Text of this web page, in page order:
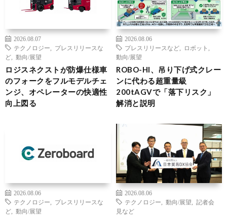
2026.08.07
テクノロジー
プレスリリースな
ど
動向/展望
ロジスネクストが防爆仕様車
のフォークをフルモデルチェ
ンジ、オペレーターの快適性
向上図る
2026.08.06
プレスリリースなど
ロボット
動向/展望
ROBO-HI、吊り下げ式クレー
ンに代わる超重量級
200tAGVで「落下リスク」
解消と説明
2026.08.06
テクノロジー
プレスリリースな
ど
動向/展望
2026.08.06
テクノロジー
動向/展望
記者会
見など